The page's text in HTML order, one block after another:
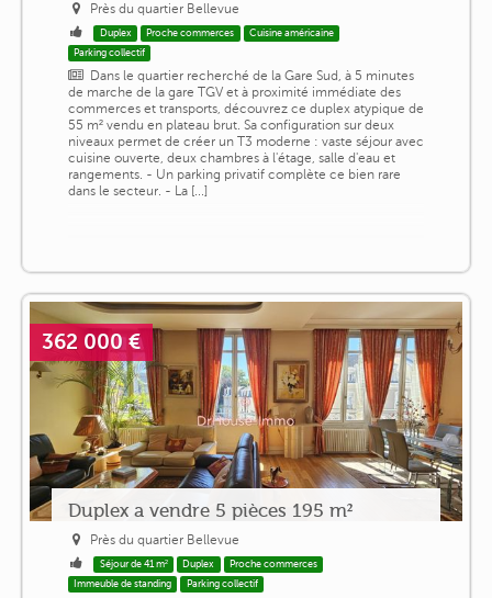
Près du quartier Bellevue
Duplex Proche commerces
Cuisine américaine
Parking collectif
Dans le quartier recherché de la Gare Sud, à 5 minutes
de marche de la gare TGV et à proximité immédiate des
commerces et transports, découvrez ce duplex atypique de
55 m² vendu en plateau brut. Sa configuration sur deux
niveaux permet de créer un T3 moderne : vaste séjour avec
cuisine ouverte, deux chambres à l'étage, salle d'eau et
rangements. - Un parking privatif complète ce bien rare
dans le secteur. - La [...]
362 000 €
Duplex a vendre 5 pièces 195 m²
Près du quartier Bellevue
Séjour de 41 m² Duplex
Proche commerces
Immeuble de standing
Parking collectif